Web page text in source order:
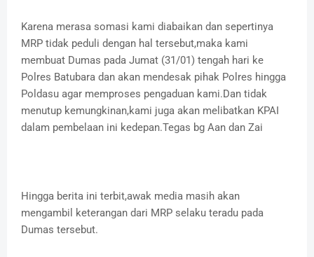
Karena merasa somasi kami diabaikan dan sepertinya
MRP tidak peduli dengan hal tersebut,maka kami
membuat Dumas pada Jumat (31/01) tengah hari ke
Polres Batubara dan akan mendesak pihak Polres hingga
Poldasu agar memproses pengaduan kami.Dan tidak
menutup kemungkinan,kami juga akan melibatkan KPAI
dalam pembelaan ini kedepan.Tegas bg Aan dan Zai
Hingga berita ini terbit,awak media masih akan
mengambil keterangan dari MRP selaku teradu pada
Dumas tersebut.